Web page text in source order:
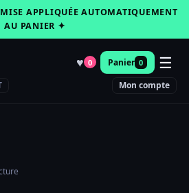
APPLIQUÉE AUTOMATIQUEMENT
AU PANIER ✦
♥ 0 Panier 0 ☰
Mon compte